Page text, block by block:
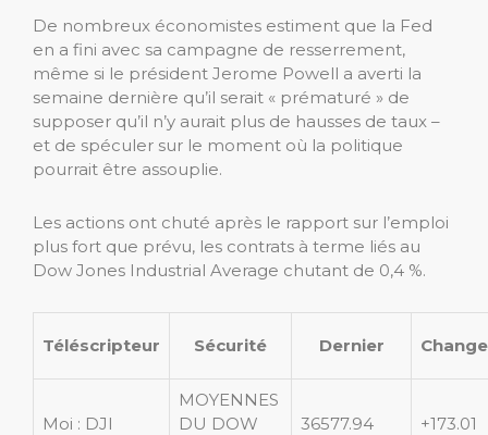
De nombreux économistes estiment que la Fed
en a fini avec sa campagne de resserrement,
même si le président Jerome Powell a averti la
semaine dernière qu’il serait « prématuré » de
supposer qu’il n’y aurait plus de hausses de taux –
et de spéculer sur le moment où la politique
pourrait être assouplie.
Les actions ont chuté après le rapport sur l’emploi
plus fort que prévu, les contrats à terme liés au
Dow Jones Industrial Average chutant de 0,4 %.
Téléscripteur Sécurité Dernier
Moi : DJI
MOYENNES
DU DOW
36577.94 +173.01